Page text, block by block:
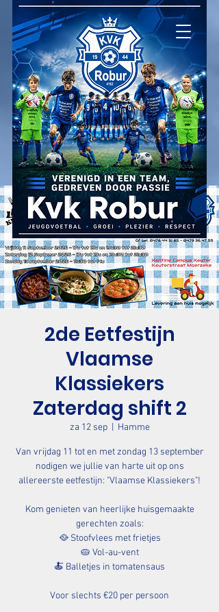
2de Eetfestijn
Vlaamse
Klassiekers
Zaterdag shift 2
za 12 sep
  |
Hamme
Van vrijdag 11 tot en met zondag 13 september
nodigen we jullie van harte uit op ons
allereerste eetfestijn: "Vlaamse Klassiekers"!
Kom genieten van heerlijke huisgemaakte
gerechten zoals:
🥘 Stoofvlees met frietjes
🥧 Vol-au-vent
🍝 Balletjes in tomatensaus
Voor slechts €20 per persoon